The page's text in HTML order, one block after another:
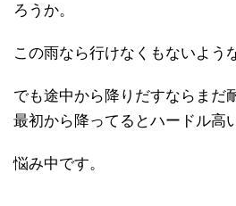
ろうか。
この雨なら行けなくもないよう
でも途中から降りだすならまだ
最初から降ってるとハードル高
悩み中です。